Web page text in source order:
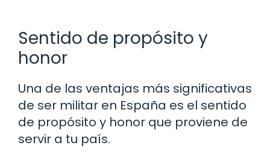
Sentido de propósito y
honor
Una de las ventajas más significativas
de ser militar en España es el sentido
de propósito y honor que proviene de
servir a tu país.